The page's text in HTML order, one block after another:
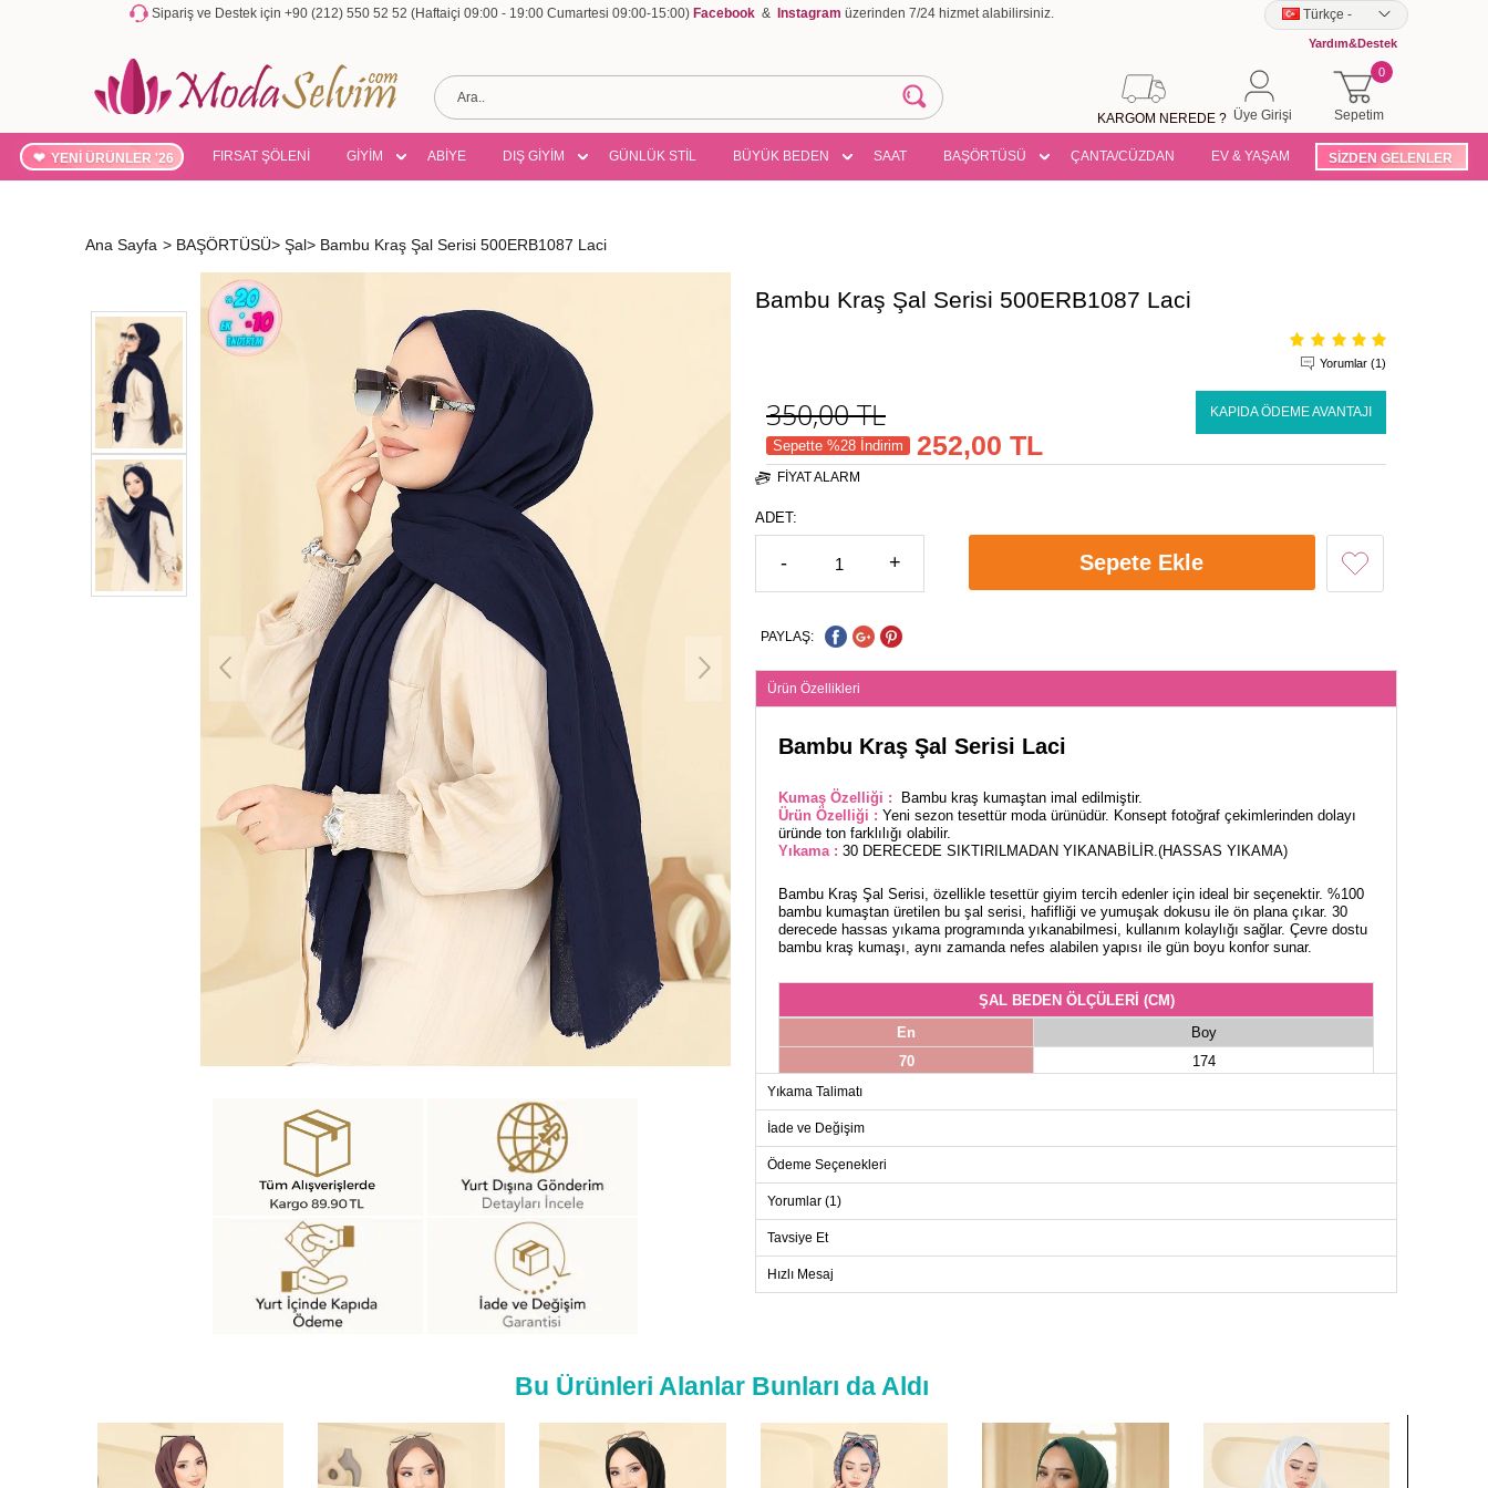
Sipariş ve Destek için +90 (212) 550 52 52 (Haftaiçi 09:00 - 19:00 Cumartesi 09:00-15:00) Facebook & Instagram üzerinden 7/24 hizmet alabilirsiniz. Türkçe -
Yardım&Destek
Sepetim
0
Üye Girişi
KARGOM NEREDE ?
YENİ ÜRÜNLER '26 FIRSAT ŞÖLENİ GİYİM ABİYE DIŞ GİYİM GÜNLÜK STİL BÜYÜK BEDEN SAAT BAŞÖRTÜSÜ ÇANTA/CÜZDAN EV & YAŞAM SİZDEN GELENLER
Ana Sayfa > BAŞÖRTÜSÜ> Şal> Bambu Kraş Şal Serisi 500ERB1087 Laci
Bambu Kraş Şal Serisi 500ERB1087 Laci
Yorumlar (1)
350,00TL KAPIDA ÖDEME AVANTAJI
Sepette %28 İndirim 252,00 TL
FIYAT ALARM
ADET:
- + Sepete Ekle
PAYLAŞ:
Ürün Özellikleri
Bambu Kraş Şal Serisi Laci
Kumaş Özelliği :
Bambu kraş kumaştan imal edilmiştir.
Ürün Özelliği : Yeni sezon tesettür moda ürünüdür. Konsept fotoğraf çekimlerinden dolayı
üründe ton farklılığı olabilir.
Yıkama : 30 DERECEDE SIKTIRILMADAN YIKANABİLİR.(HASSAS YIKAMA)
Bambu Kraş Şal Serisi, özellikle tesettür giyim tercih edenler için ideal bir seçenektir. %100
bambu kumaştan üretilen bu şal serisi, hafifliği ve yumuşak dokusu ile ön plana çıkar. 30
derecede hassas yıkama programında yıkanabilmesi, kullanım kolaylığı sağlar. Çevre dostu
bambu kraş kumaşı, aynı zamanda nefes alabilen yapısı ile gün boyu konfor sunar.
ŞAL BEDEN ÖLÇÜLERİ (CM)
En
Boy
70
174
Yıkama Talimatı
İade ve Değişim
Ödeme Seçenekleri
Yorumlar (1)
Tavsiye Et
Hızlı Mesaj
Bu Ürünleri Alanlar Bunları da Aldı